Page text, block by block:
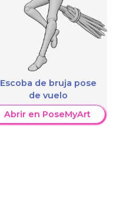
Escoba de bruja pose
de vuelo
Abrir en PoseMyArt